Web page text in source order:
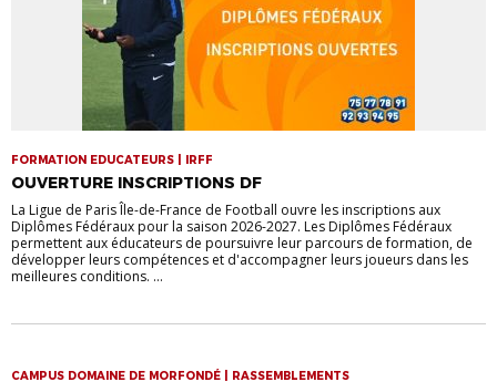
FORMATION EDUCATEURS | IRFF
OUVERTURE INSCRIPTIONS DF
La Ligue de Paris Île-de-France de Football ouvre les inscriptions aux
Diplômes Fédéraux pour la saison 2026-2027. Les Diplômes Fédéraux
permettent aux éducateurs de poursuivre leur parcours de formation, de
développer leurs compétences et d'accompagner leurs joueurs dans les
meilleures conditions. ...
CAMPUS DOMAINE DE MORFONDÉ | RASSEMBLEMENTS